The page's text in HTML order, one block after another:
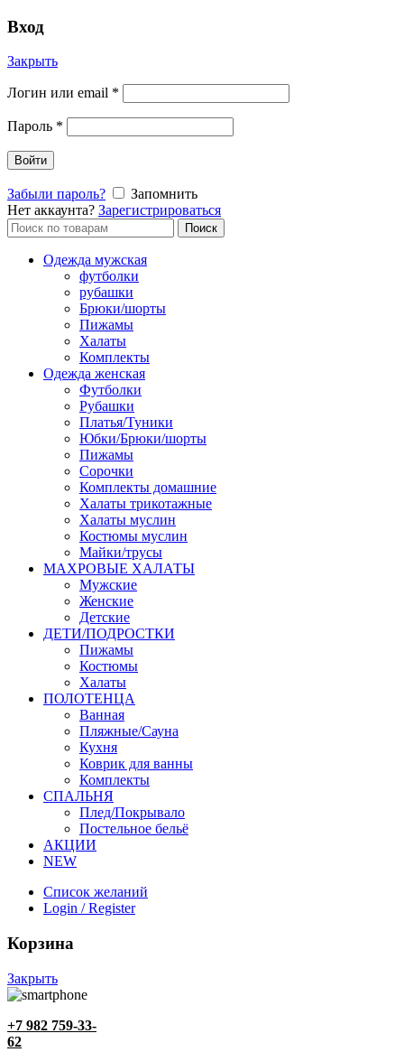
Вход
Закрыть
Логин или email *
Пароль *
Войти
Забыли пароль?
Запомнить
Нет аккаунта? Зарегистрироваться
Поиск
по:
Поиск
Одежда мужская
футболки
рубашки
Брюки/шорты
Пижамы
Халаты
Комплекты
Одежда женская
Футболки
Рубашки
Платья/Туники
Юбки/Брюки/шорты
Пижамы
Сорочки
Комплекты домашние
Халаты трикотажные
Халаты муслин
Костюмы муслин
Майки/трусы
МАХРОВЫЕ ХАЛАТЫ
Мужские
Женские
Детские
ДЕТИ/ПОДРОСТКИ
Пижамы
Костюмы
Халаты
ПОЛОТЕНЦА
Ванная
Пляжные/Сауна
Кухня
Коврик для ванны
Комплекты
СПАЛЬНЯ
Плед/Покрывало
Постельное бельё
АКЦИИ
NEW
Список желаний
Login / Register
Корзина
Закрыть
+7 982 759-33-
62